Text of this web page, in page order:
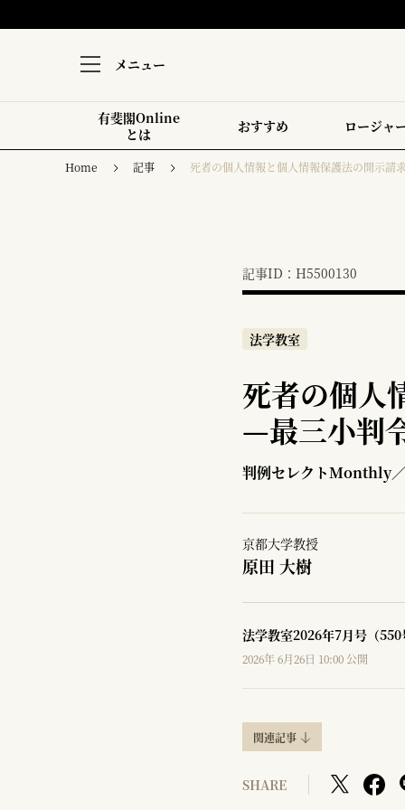
メニュー
有斐閣Online
とは
おすすめ ロージャ
Home 記事 死者の個人情報と個人情報保護法の開示請
記事ID：H5500130
法学教室
死者の個人
—最三小判
判例セレクトMonthly
京都大学教授
原田 大樹
法学教室2026年7月号（550
2026年 6月26日 10:00 公開
関連記事
SHARE